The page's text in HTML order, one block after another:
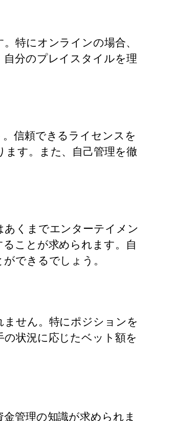
特にオンラインの場合、
分のプレイスタイルを理
信頼できるライセンスを
す。また、自己管理を徹
くまでエンターテイメン
ことが求められます。自
できるでしょう。
せん。特にポジションを
状況に応じたベット額を
管理の知識が求められま